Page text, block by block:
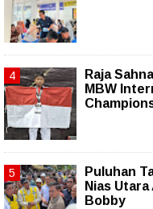
Raja
MBW
Puluhan
Nias
Bobby